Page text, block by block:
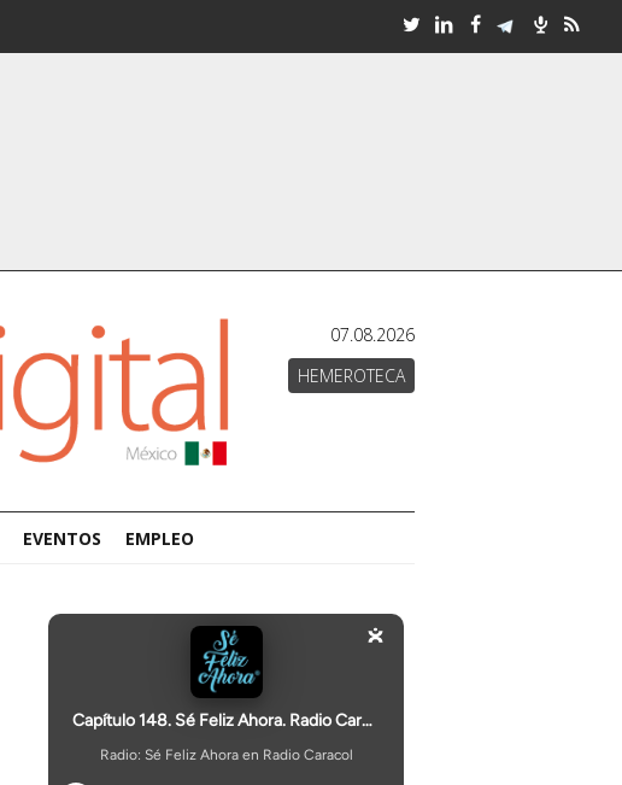
07.08.2026
HEMEROTECA
EVENTOS EMPLEO